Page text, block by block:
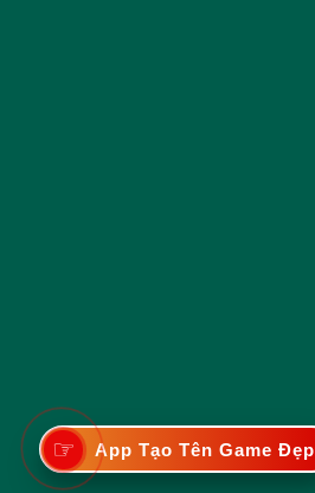
☞ App Tạo Tên Game Đẹp